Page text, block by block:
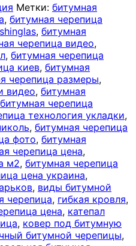
Метки: битумная
, битумная черепица
, битумная
черепица видео,
, битумная черепица
киев, битумная
черепица размеры,
видео, битумная
битумная черепица
технология укладки,
, битумная черепица
фото, битумная
черепица цена,
м2, битумная черепица
цена украина,
, виды битумной
черепица, гибкая кровля,
цена, катепал
, ковер под битумную
битумной черепицы,